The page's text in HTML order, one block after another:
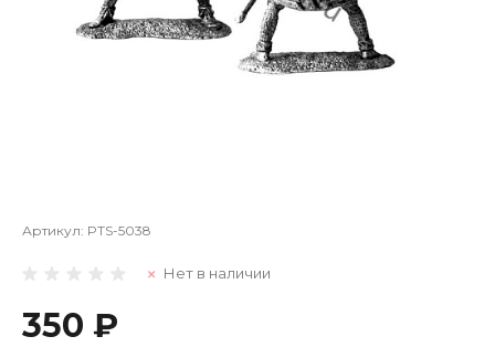
Артикул: PTS-5038
Нет в наличии
350 ₽